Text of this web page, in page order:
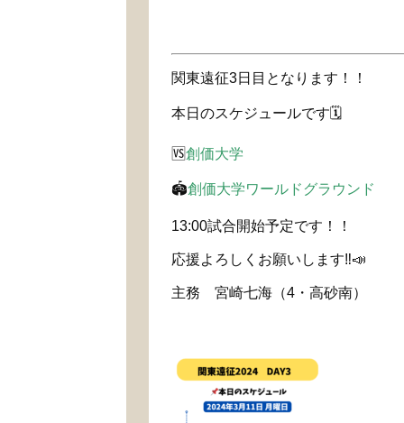
関東遠征3日目となります！！
本日のスケジュールです🗓️
🆚創価大学
🏟️創価大学ワールドグラウンド
13:00試合開始予定です！！
応援よろしくお願いします‼️📣
主務 宮崎七海（4・高砂南）